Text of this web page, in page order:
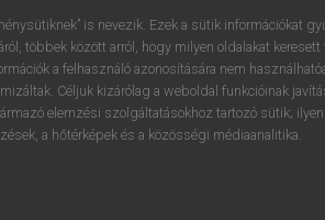
is nevezik. Ezek a sütik információkat
többek között arról, hogy milyen oldalakat keresett
a felhasználó azonosítására nem
Céljuk kizárólag a weboldal funkcióinak
elemzési szolgáltatásokhoz tartozó sütik;
a hőtérképek és a közösségi médiaanalitika.
r t z u i
f g h j k l é
c v b n m , .